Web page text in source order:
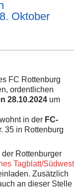
Oktober
FC Rottenburg
ordentlichen
28.10.2024 um
in der FC-
35 in Rottenburg
Rottenburger
Tagblatt/Südwest
Zusätzlich
an dieser Stelle